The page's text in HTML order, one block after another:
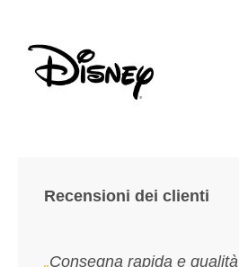
Recensioni dei clienti
„Consegna rapida e qualità